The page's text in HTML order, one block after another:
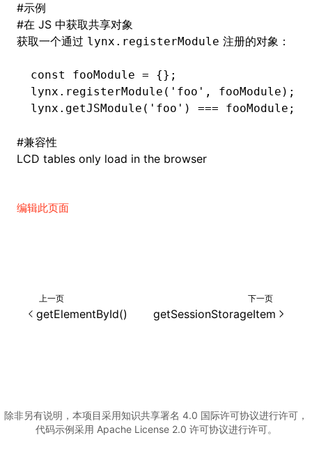
#示例
#在 JS 中获取共享对象
获取一个通过 lynx.registerModule 注册的对象：
const fooModule = {};
lynx .registerModule ( 'foo' ,
fooModule);
lynx .getJSModule ( 'foo' ) === fooModule;
#兼容性
LCD tables only load in the browser
编辑此页面
上一页
getElementById()
下一页
getSessionStorageItem
除非另有说明，本项目采用知识共享署名 4.0 国际许可协议进行许可，
代码示例采用 Apache License 2.0 许可协议进行许可。